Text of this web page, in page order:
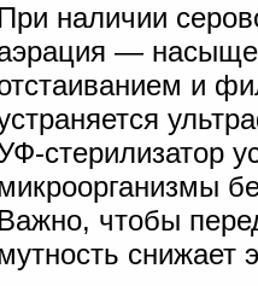
При наличии
—
и
стерилизатор
Важно, чтобы
снижает